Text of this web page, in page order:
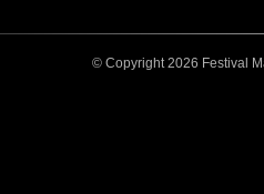
© Copyright 2026 Festival